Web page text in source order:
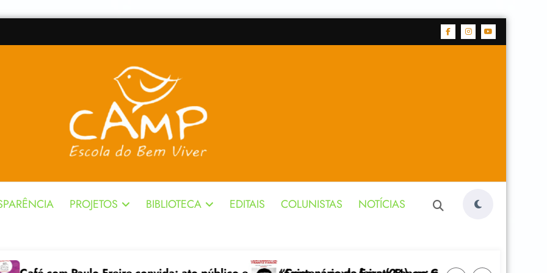
PROJETOS BIBLIOTECA EDITAIS COLUNISTAS NOTÍCIAS